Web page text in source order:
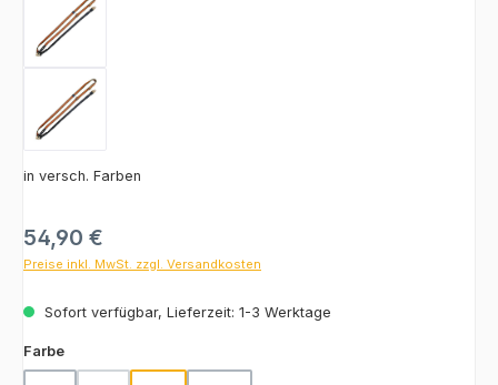
in versch. Farben
Regulärer Preis:
54,90 €
Preise inkl. MwSt. zzgl. Versandkosten
Sofort verfügbar, Lieferzeit: 1-3 Werktage
Farbeauswählen